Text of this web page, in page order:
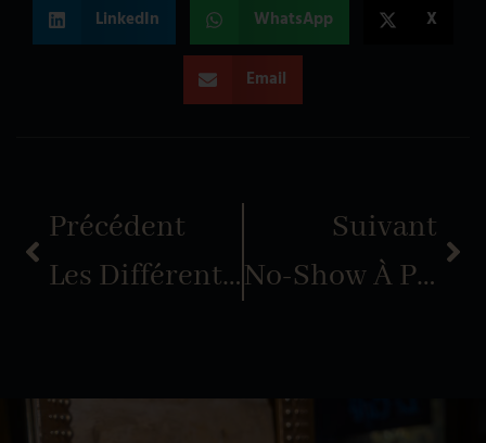
LinkedIn WhatsApp X
Email
Précédent
Les Différents Types De Vins Dans La Restauration
Suivant
No-Show À Paris : Pourquoi Honorer Sa Réservation Est Essentiel En 2026